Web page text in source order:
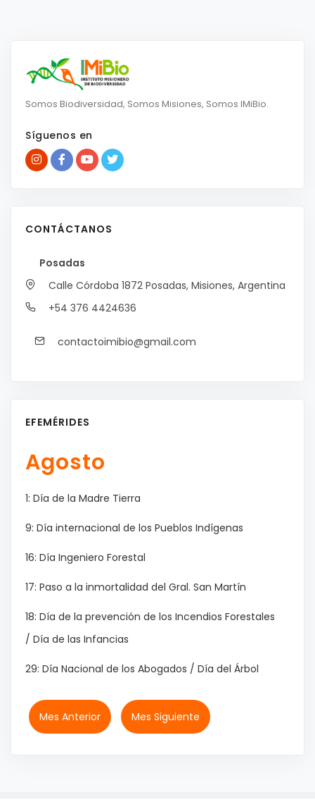
Somos Biodiversidad, Somos Misiones, Somos IMiBio.
Síguenos en
CONTÁCTANOS
Posadas
Calle Córdoba 1872 Posadas, Misiones, Argentina
+54 376 4424636
contactoimibio@gmail.com
EFEMÉRIDES
Agosto
1: Día de la Madre Tierra
9: Día internacional de los Pueblos Indígenas
16: Día Ingeniero Forestal
17: Paso a la inmortalidad del Gral. San Martín
18: Día de la prevención de los Incendios Forestales
/ Día de las Infancias
29: Día Nacional de los Abogados / Día del Árbol
Mes Anterior Mes Siguiente